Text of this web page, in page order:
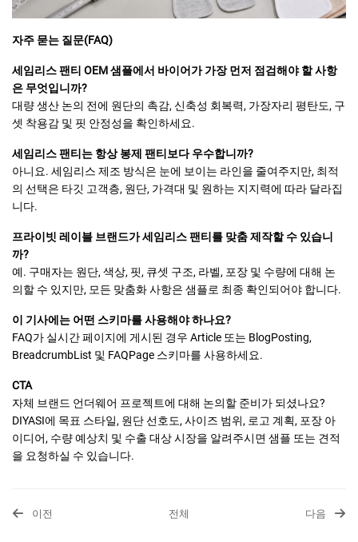
자주 묻는 질문(FAQ)
세임리스 팬티 OEM 샘플에서 바이어가 가장 먼저 점검해야 할 사항
은 무엇입니까?
대량 생산 논의 전에 원단의 촉감, 신축성 회복력, 가장자리 평탄도, 구
셋 착용감 및 핏 안정성을 확인하세요.
세임리스 팬티는 항상 봉제 팬티보다 우수합니까?
아니요. 세임리스 제조 방식은 눈에 보이는 라인을 줄여주지만, 최적
의 선택은 타깃 고객층, 원단, 가격대 및 원하는 지지력에 따라 달라집
니다.
프라이빗 레이블 브랜드가 세임리스 팬티를 맞춤 제작할 수 있습니
까?
예. 구매자는 원단, 색상, 핏, 큐셋 구조, 라벨, 포장 및 수량에 대해 논
의할 수 있지만, 모든 맞춤화 사항은 샘플로 최종 확인되어야 합니다.
이 기사에는 어떤 스키마를 사용해야 하나요?
FAQ가 실시간 페이지에 게시된 경우 Article 또는 BlogPosting,
BreadcrumbList 및 FAQPage 스키마를 사용하세요.
CTA
자체 브랜드 언더웨어 프로젝트에 대해 논의할 준비가 되셨나요?
DIYASI에 목표 스타일, 원단 선호도, 사이즈 범위, 로고 계획, 포장 아
이디어, 수량 예상치 및 수출 대상 시장을 알려주시면 샘플 또는 견적
을 요청하실 수 있습니다.
이전 전체 다음